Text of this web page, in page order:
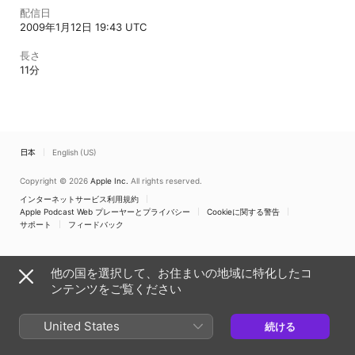
配信日
2009年1月12日 19:43 UTC
長さ
11分
日本 English (US)
Copyright © 2026 Apple Inc. All rights reserved.
インターネットサービス利用規約
Apple Podcast Web プレーヤーとプライバシー
Cookieに関する警告
サポート
フィードバック
他の国を選択して、お住まいの地域に特化したコ
ンテンツをご覧ください
United States 続ける